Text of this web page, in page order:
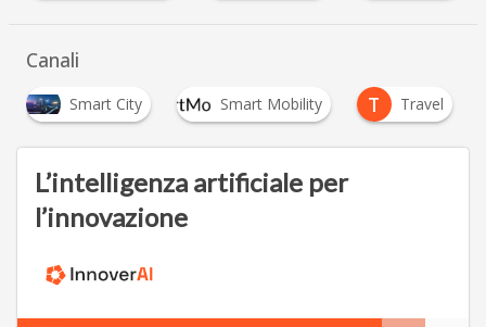
Canali
Smart City Smart Mobility T
Travel
L’intelligenza artificiale per
l’innovazione